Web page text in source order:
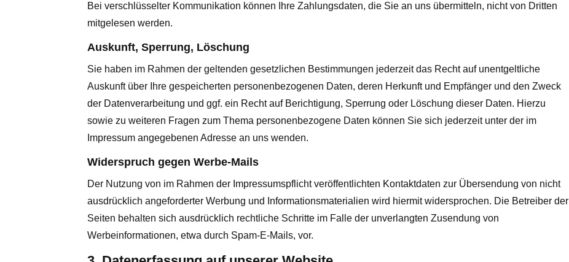
Bei verschlüsselter Kommunikation können Ihre Zahlungsdaten, die Sie an uns übermitteln, nicht von Dritten
mitgelesen werden.
Auskunft, Sperrung, Löschung
Sie haben im Rahmen der geltenden gesetzlichen Bestimmungen jederzeit das Recht auf unentgeltliche
Auskunft über Ihre gespeicherten personenbezogenen Daten, deren Herkunft und Empfänger und den Zweck
der Datenverarbeitung und ggf. ein Recht auf Berichtigung, Sperrung oder Löschung dieser Daten. Hierzu
sowie zu weiteren Fragen zum Thema personenbezogene Daten können Sie sich jederzeit unter der im
Impressum angegebenen Adresse an uns wenden.
Widerspruch gegen Werbe-Mails
Der Nutzung von im Rahmen der Impressumspflicht veröffentlichten Kontaktdaten zur Übersendung von nicht
ausdrücklich angeforderter Werbung und Informationsmaterialien wird hiermit widersprochen. Die Betreiber der
Seiten behalten sich ausdrücklich rechtliche Schritte im Falle der unverlangten Zusendung von
Werbeinformationen, etwa durch Spam-E-Mails, vor.